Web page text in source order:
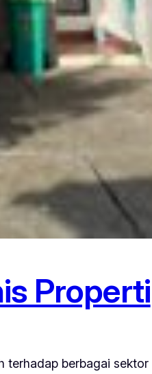
Properti
berbagai